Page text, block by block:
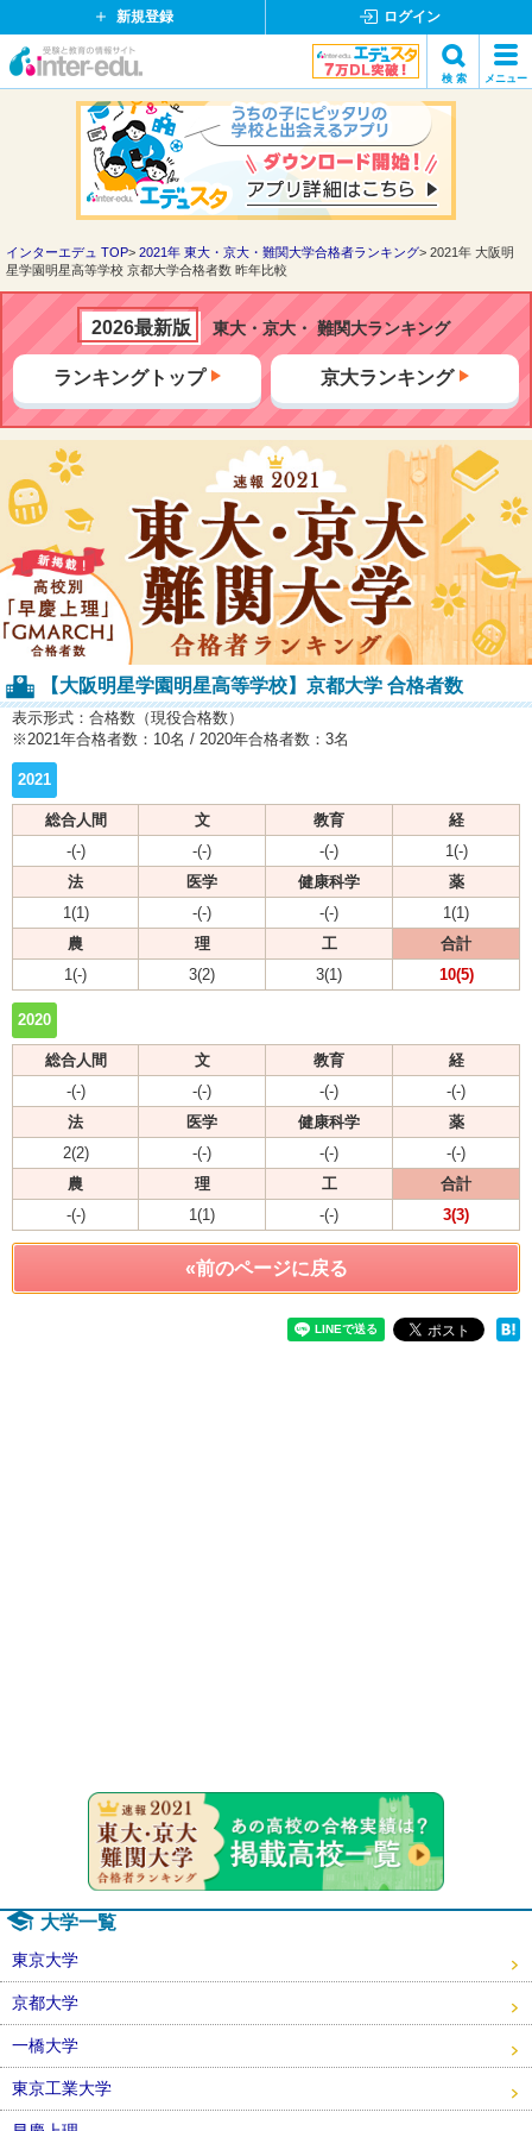
新規登録 ログイン
イ
ド
ッ
ト
検 索 メニュー
検索
インターエデュ TOP 2021年 東大・京大・難関大学合格者ランキング
2021年 大阪明
星学園明星高等学校 京都大学合格者数 昨年比較
2026最新版 東大・京大・ 難関大ランキング
ランキングトップ 京大ランキング
【大阪明星学園明星高等学校】京都大学 合格者数
表示形式：合格数（現役合格数）
※2021年合格者数：10名 / 2020年合格者数：3名
2021
総合人間 文 教育
経
-(-)
-(-) -(-)
1(-)
法
医学 健康科学
薬
1(1)
-(-) -(-)
1(1)
農
理 工
合計
1(-)
3(2) 3(1) 10(5)
2020
総合人間 文 教育
経
-(-)
-(-) -(-)
-(-)
法
医学 健康科学
薬
2(2)
-(-) -(-)
-(-)
農
理 工
合計
-(-)
1(1) -(-) 3(3)
«前のページに戻る
大学一覧
東京大学
京都大学
一橋大学
東京工業大学